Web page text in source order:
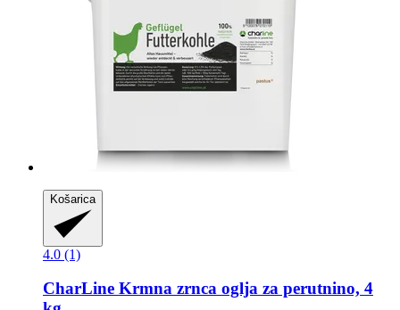
Košarica
4.0 (1)
CharLine Krmna zrnca oglja za perutnino, 4